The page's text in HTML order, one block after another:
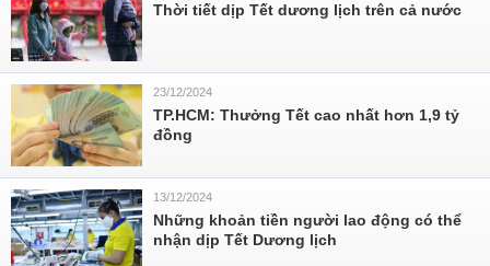
Thời tiết dịp Tết dương lịch trên cả nước
23/12/2024
TP.HCM: Thưởng Tết cao nhất hơn 1,9 tỷ
đồng
13/12/2024
Những khoản tiền người lao động có thể
nhận dịp Tết Dương lịch